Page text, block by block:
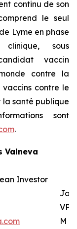
continu de son
le seul
Lyme en phase
sous
vaccin
contre la
contre le
la santé publique
sont
.
Valneva
Investor
VP
M